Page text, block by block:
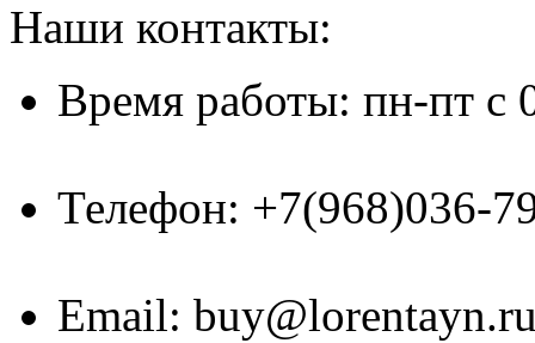
Наши контакты:
Время работы: пн-пт с
Телефон: +7(968)036-
Email: